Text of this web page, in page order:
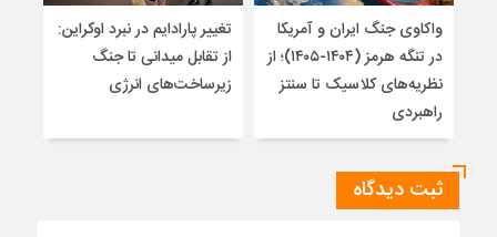
واکاوی جنگ ایران و آمریکا
در تنگه هرمز (۱۴۰۴-۱۴۰۵)؛ از
نظریه‌های کلاسیک تا سنتز
راهبردی
تغییر پارادایم در نبرد اوکراین:
از تقابل میدانی تا جنگ
زیرساخت‌های انرژی
ثبت دیدگاه